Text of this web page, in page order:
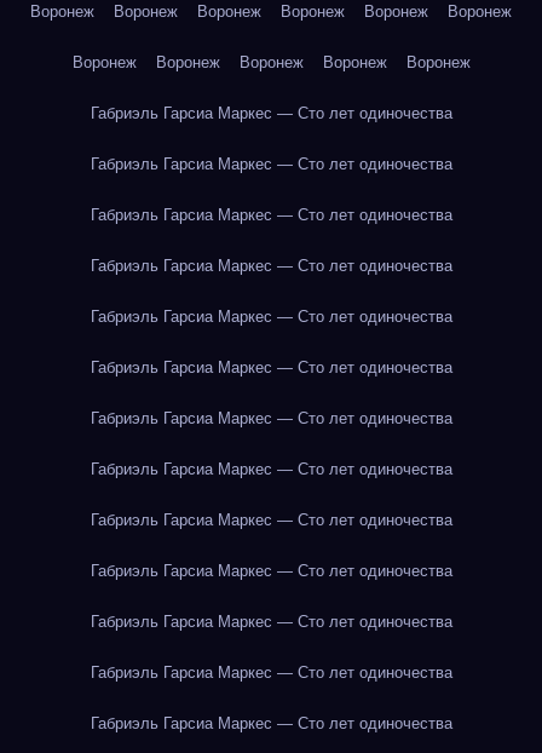
Воронеж Воронеж Воронеж Воронеж Воронеж Воронеж
Воронеж Воронеж Воронеж Воронеж Воронеж
Габриэль Гарсиа Маркес — Сто лет одиночества
Габриэль Гарсиа Маркес — Сто лет одиночества
Габриэль Гарсиа Маркес — Сто лет одиночества
Габриэль Гарсиа Маркес — Сто лет одиночества
Габриэль Гарсиа Маркес — Сто лет одиночества
Габриэль Гарсиа Маркес — Сто лет одиночества
Габриэль Гарсиа Маркес — Сто лет одиночества
Габриэль Гарсиа Маркес — Сто лет одиночества
Габриэль Гарсиа Маркес — Сто лет одиночества
Габриэль Гарсиа Маркес — Сто лет одиночества
Габриэль Гарсиа Маркес — Сто лет одиночества
Габриэль Гарсиа Маркес — Сто лет одиночества
Габриэль Гарсиа Маркес — Сто лет одиночества